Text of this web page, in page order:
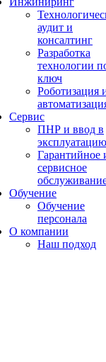
аудит и
консалтинг
Разработка
технологии
ключ
Роботизация
Сервис
ПНР и ввод в
эксплуатацию
Гарантийное
сервисное
Обучение
Обучение
персонала
О компании
Наш подход